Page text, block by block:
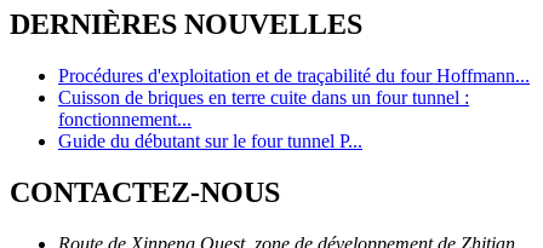
DERNIÈRES NOUVELLES
Procédures d'exploitation et de traçabilité du four Hoffmann...
Cuisson de briques en terre cuite dans un four tunnel :
fonctionnement...
Guide du débutant sur le four tunnel P...
CONTACTEZ-NOUS
Route de Xinpeng Ouest, zone de développement de Zhitian,